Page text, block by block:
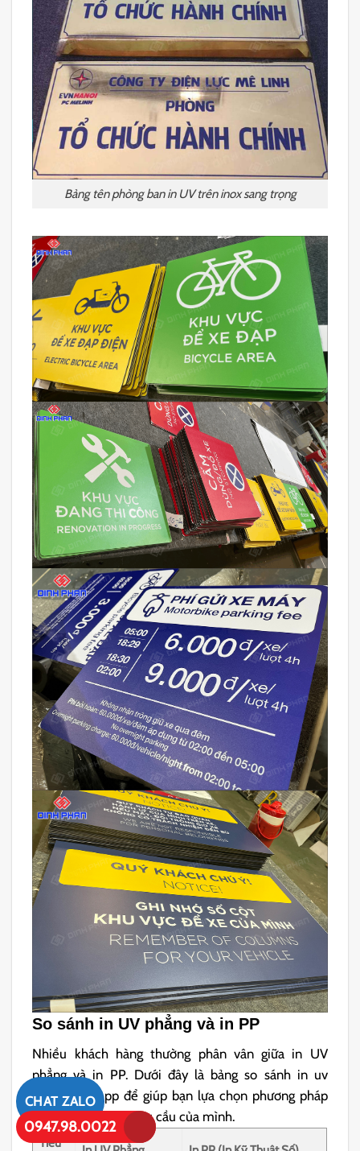
CHAT ZALO
0947.98.0022
Bảng tên phòng ban in UV trên inox sang trọng
So sánh in UV phẳng và in PP
Nhiều khách hàng thường phân vân giữa in UV
phẳng và in PP. Dưới đây là bảng so sánh in uv
phẳng và in pp để giúp bạn lựa chọn phương pháp
phù hợp nhất với nhu cầu của mình.
Tiêu